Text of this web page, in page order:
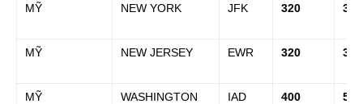
MỸ NEW YORK JFK 320 350
MỸ NEW JERSEY EWR 320 350
MỸ WASHINGTON IAD 400 510